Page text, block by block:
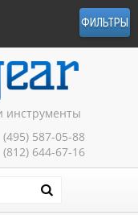
ФИЛЬТРЫ
инструменты
(495) 587-05-88
(812) 644-67-16